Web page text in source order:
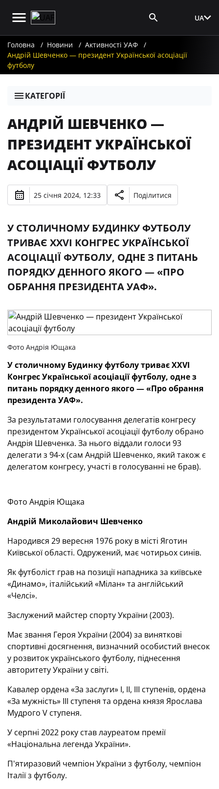
UA
Головна Новини
Активності УАФ
Андрій Шевченко — президент Української асоціації
футболу
КАТЕГОРІЇ
АНДРІЙ ШЕВЧЕНКО —
ПРЕЗИДЕНТ УКРАЇНСЬКОЇ
АСОЦІАЦІЇ ФУТБОЛУ
25 січня 2024, 12:33 Поділитися
У СТОЛИЧНОМУ БУДИНКУ ФУТБОЛУ
ТРИВАЄ XXVI КОНГРЕС УКРАЇНСЬКОЇ
АСОЦІАЦІЇ ФУТБОЛУ, ОДНЕ З ПИТАНЬ
ПОРЯДКУ ДЕННОГО ЯКОГО — «ПРО
ОБРАННЯ ПРЕЗИДЕНТА УАФ».
Фото Андрія Ющака
У столичному Будинку футболу триває XXVI
Конгрес Української асоціації футболу, одне з
питань порядку денного якого — «Про обрання
президента УАФ».
За результатами голосування делегатів конгресу
президентом Української асоціації футболу обрано
Андрія Шевченка. За нього віддали голоси 93
делегати з 94-х (сам Андрій Шевченко, який також є
делегатом конгресу, участі в голосуванні не брав).
Фото Андрія Ющака
Андрій Миколайович Шевченко
Народився 29 вересня 1976 року в місті Яготин
Київської області. Одружений, має чотирьох синів.
Як футболіст грав на позиції нападника за київське
«Динамо», італійський «Мілан» та англійський
«Челсі».
Заслужений майстер спорту України (2003).
Має звання Героя України (2004) за виняткові
спортивні досягнення, визначний особистий внесок
у розвиток українського футболу, піднесення
авторитету України у світі.
Кавалер ордена «За заслуги» I, II, III ступенів, ордена
«За мужність» III ступеня та ордена князя Ярослава
Мудрого V ступеня.
У серпні 2022 року став лауреатом премії
«Національна легенда України».
П'ятиразовий чемпіон України з футболу, чемпіон
Італії з футболу.